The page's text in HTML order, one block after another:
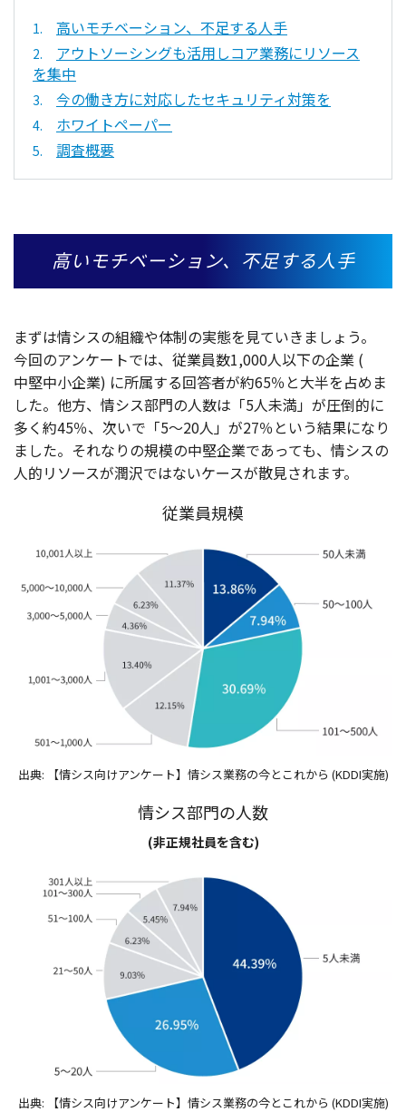
高いモチベーション、不足する人手
アウトソーシングも活用しコア業務にリソース
を集中
今の働き方に対応したセキュリティ対策を
ホワイトペーパー
調査概要
高いモチベーション、不足する人手
まずは情シスの組織や体制の実態を見ていきましょう。
今回のアンケートでは、 従業員数1,000人以下の企業 (
中堅中小企業) に所属する回答者が約65％と大半を占めま
した。 他方、情シス部門の人数は「5人未満」が圧倒的に
多く約45％、次いで「5〜20人」が27％という結果になり
ました。それなりの規模の中堅企業であっても、情シスの
人的リソースが潤沢ではないケースが散見されます。
従業員規模
出典: 【情シス向けアンケート】情シス業務の今とこれから (KDDI実施)
情シス部門の人数
(非正規社員を含む)
出典: 【情シス向けアンケート】情シス業務の今とこれから (KDDI実施)